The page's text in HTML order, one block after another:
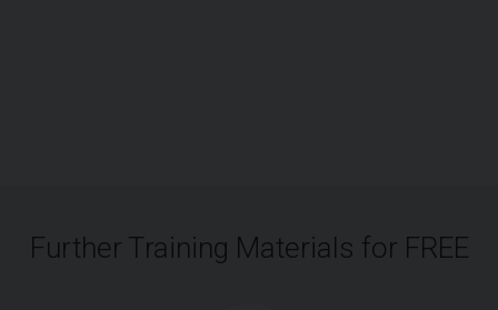
Further Training Materials for FREE